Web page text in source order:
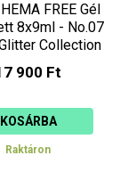
FREE Gél
8x9ml - No.07
Collection
900 Ft
KOSÁRBA
Raktáron